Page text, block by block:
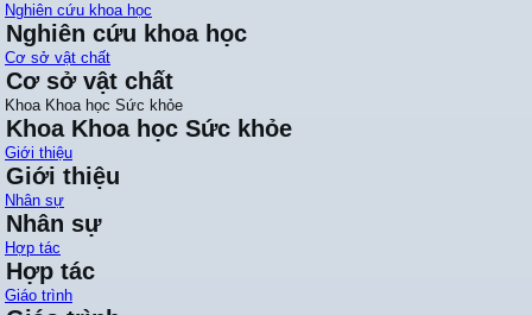
Nghiên cứu khoa học
Nghiên cứu khoa học
Cơ sở vật chất
Cơ sở vật chất
Khoa Khoa học Sức khỏe
Khoa Khoa học Sức khỏe
Giới thiệu
Giới thiệu
Nhân sự
Nhân sự
Hợp tác
Hợp tác
Giáo trình